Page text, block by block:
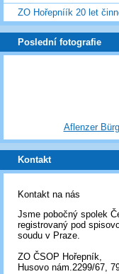
ZO Hořepníík 20 let
Poslední fotografie
Aflenzer
Kontakt
Kontakt na nás
Jsme pobočný spolek
registrovaný pod
soudu v Praze.
ZO ČSOP Hořepník,
Husovo nám.2299/67,